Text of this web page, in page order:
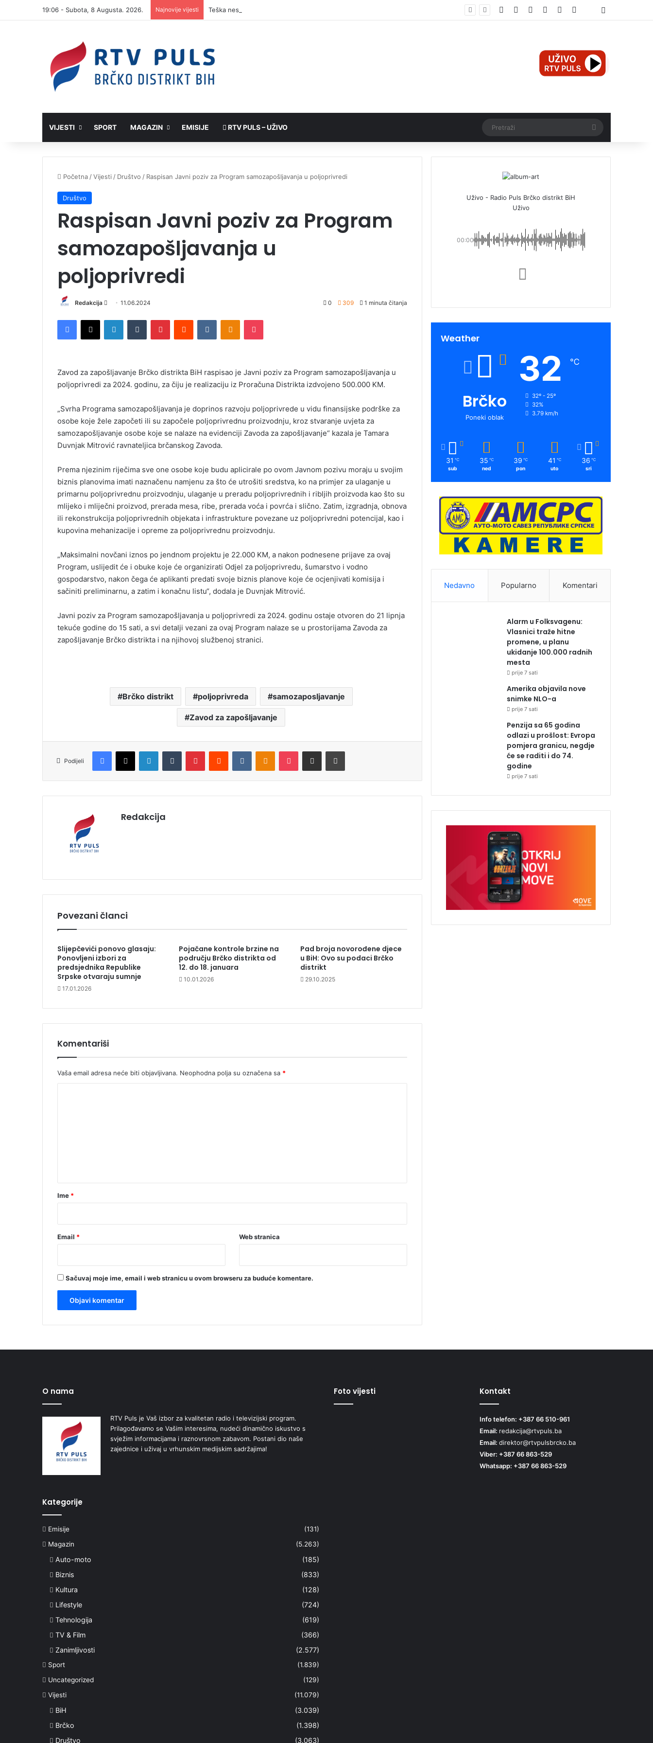
19:06 - Subota, 8 Augusta. 2026. Najnovije vijesti Facebook PinterestYouTubeInstagram Threads
VIJESTI SPORT MAGAZIN EMISIJE RTV PULS – UŽIVO
Početna /Vijesti / Društvo / Raspisan Javni poziv za Program samozapošljavanja u poljoprivredi
Društvo
Raspisan Javni poziv za Program
samozapošljavanja u
poljoprivredi
Redakcija
d
e
m
i
l
11.06.2024 0 309 1 minuta čitanja
Zavod za zapošljavanje Brčko distrikta BiH raspisao je Javni poziv za Program samozapošljavanja u
poljoprivredi za 2024. godinu, za čiju je realizaciju iz Proračuna Distrikta izdvojeno 500.000 KM.
„Svrha Programa samozapošljavanja je doprinos razvoju poljoprivrede u vidu finansijske podrške za
osobe koje žele započeti ili su započele poljoprivrednu proizvodnju, kroz stvaranje uvjeta za
samozapošljavanje osobe koje se nalaze na evidenciji Zavoda za zapošljavanje“ kazala je Tamara
Duvnjak Mitrović ravnateljica brčanskog Zavoda.
Prema njezinim riječima sve one osobe koje budu aplicirale po ovom Javnom pozivu moraju u svojim
biznis planovima imati naznačenu namjenu za što će utrošiti sredstva, ko na primjer za ulaganje u
primarnu poljoprivrednu proizvodnju, ulaganje u preradu poljoprivrednih i ribljih proizvoda kao što su
mlijeko i mliječni proizvod, prerada mesa, ribe, prerada voća i povrća i slično. Zatim, izgradnja, obnova
ili rekonstrukcija poljoprivrednih objekata i infrastrukture povezane uz poljoprivredni potencijal, kao i
kupovina mehanizacije i opreme za poljoprivrednu proizvodnju.
„Maksimalni novčani iznos po jendnom projektu je 22.000 KM, a nakon podnesene prijave za ovaj
Program, uslijedit će i obuke koje će organizirati Odjel za poljoprivredu, šumarstvo i vodno
gospodarstvo, nakon čega će aplikanti predati svoje biznis planove koje će ocjenjivati komisija i
sačiniti preliminarnu, a zatim i konačnu listu“, dodala je Duvnjak Mitrović.
Javni poziv za Program samozapošljavanja u poljoprivredi za 2024. godinu ostaje otvoren do 21 lipnja
tekuće godine do 15 sati, a svi detalji vezani za ovaj Program nalaze se u prostorijama Zavoda za
zapošljavanje Brčko distrikta i na njihovoj službenoj stranici.
Brčko distrikt poljoprivreda samozaposljavanje
Zavod za zapošljavanje
Podijeli
Redakcija
Povezani članci
Slijepčevići ponovo glasaju:
Ponovljeni izbori za
predsjednika Republike
Srpske otvaraju sumnje
17.01.2026
Pojačane kontrole brzine na
području Brčko distrikta od
12. do 18. januara
10.01.2026
Pad broja novorođene djece
u BiH: Ovo su podaci Brčko
distrikt
29.10.2025
Komentariši
Vaša email adresa neće biti objavljivana. Neophodna polja su označena sa *
r
Ime *
Email * Web stranica
Sačuvaj moje ime, email i web stranicu u ovom browseru za buduće komentare.
Uživo - Radio Puls Brčko distrikt BiH
Uživo
00:00
Weather
Brčko
Poneki oblak
32 ℃
32º - 25º
32%
3.79 km/h
31 ℃
sub
35 ℃
ned
39 ℃
pon
41 ℃
uto
36 ℃
sri
Nedavno Popularno Komentari
Alarm u Folksvagenu:
Vlasnici traže hitne
promene, u planu
ukidanje 100.000 radnih
mesta
prije 7 sati
Amerika objavila nove
snimke NLO-a
prije 7 sati
Penzija sa 65 godina
odlazi u prošlost: Evropa
pomjera granicu, negdje
će se raditi i do 74.
godine
prije 7 sati
O nama
RTV Puls je Vaš izbor za kvalitetan radio i televizijski program.
Prilagođavamo se Vašim interesima, nudeći dinamično iskustvo s
svježim informacijama i raznovrsnom zabavom. Postani dio naše
zajednice i uživaj u vrhunskim medijskim sadržajima!
Kategorije
Emisije
(131)
Magazin
(5.263)
Auto-moto
(185)
Biznis
(833)
Kultura
(128)
Lifestyle
(724)
Tehnologija
(619)
TV & Film
(366)
Zanimljivosti
(2.577)
Sport
(1.839)
Uncategorized
(129)
Vijesti
(11.079)
BiH
(3.039)
Brčko
(1.398)
Društvo
(3.063)
Foto vijesti Kontakt
Info telefon: +387 66 510-961
Email: redakcija@rtvpuls.ba
Email: direktor@rtvpulsbrcko.ba
Viber: +387 66 863-529
Whatsapp: +387 66 863-529